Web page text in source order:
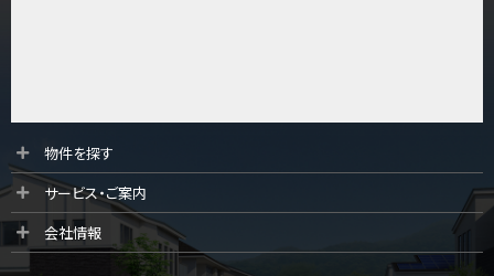
第10位
3,598万円
長後駅
全棟ＬＤＫは16帖の4ＬＤＫ！食器洗い乾燥機や浴…
物件を探す
サービス・ご案内
会社情報